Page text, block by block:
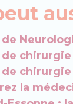
chirurgie
la